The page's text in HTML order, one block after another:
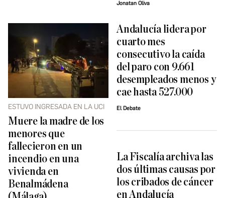
Jonatan Oliva
ESTUVO INGRESADA EN LA UCI
Muere la madre de los
menores que
fallecieron en un
incendio en una
vivienda en
Benalmádena
Andalucía lidera por
cuarto mes
consecutivo la caída
del paro con 9.661
desempleados menos y
cae hasta 527.000
El Debate
La Fiscalía archiva las
dos últimas causas por
los cribados de cáncer
en Andalucía